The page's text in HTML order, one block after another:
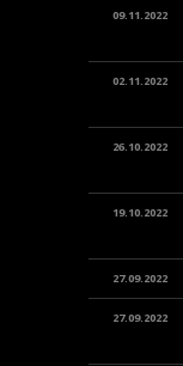
09.11.2022
02.11.2022
26.10.2022
19.10.2022
27.09.2022
27.09.2022